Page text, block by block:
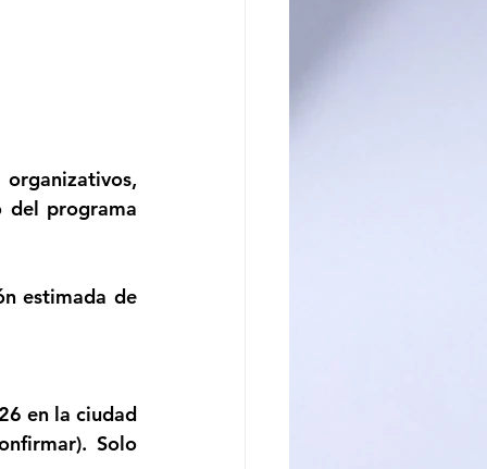
del programa
estimada de
en la ciudad
Solo